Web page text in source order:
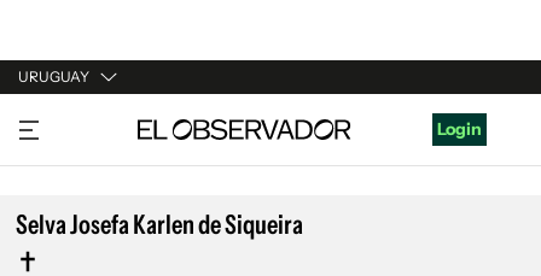
URUGUAY
URUGUAY
ARGENTINA
ESPAÑA
ESTADOS UNIDOS
Login
Selva Josefa Karlen de Siqueira